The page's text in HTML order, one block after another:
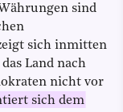
sind
sich inmitten
Land nach
nicht vor
sich dem